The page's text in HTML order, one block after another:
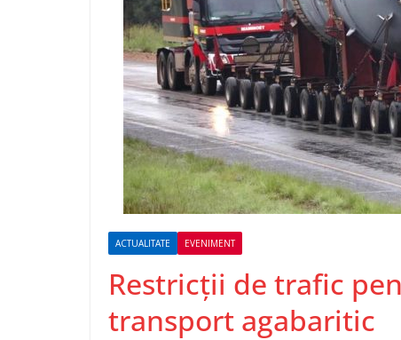
ACTUALITATE EVENIMENT
Restricții de trafic
transport agabaritic